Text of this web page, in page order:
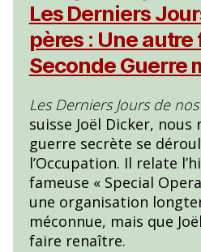
Les Derniers
pères : Une
Seconde Guerre
Les Derniers Jours de
suisse Joël Dicker, nous
guerre secrète se
l’Occupation. Il relate
fameuse « Special
une organisation
méconnue, mais que
faire renaître.